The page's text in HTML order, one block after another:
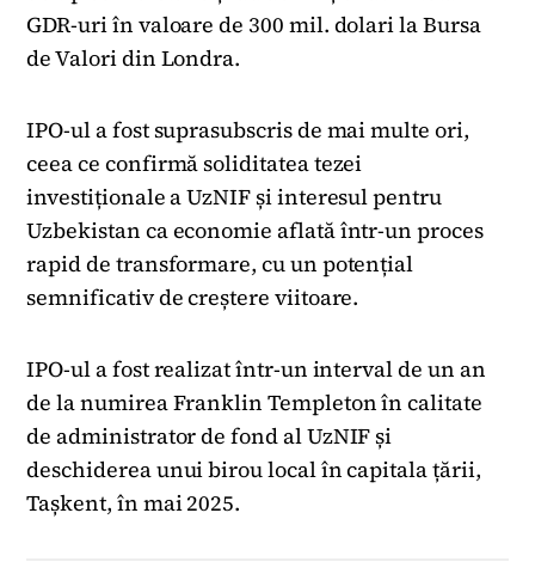
GDR-uri în valoare de 300 mil. dolari la Bursa
de Valori din Londra.
IPO-ul a fost suprasubscris de mai multe ori,
ceea ce confirmă soliditatea tezei
investiționale a UzNIF și interesul pentru
Uzbekistan ca economie aflată într-un proces
rapid de transformare, cu un potențial
semnificativ de creștere viitoare.
IPO-ul a fost realizat într-un interval de un an
de la numirea Franklin Templeton în calitate
de administrator de fond al UzNIF și
deschiderea unui birou local în capitala țării,
Tașkent, în mai 2025.